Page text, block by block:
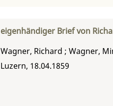
eigenhändiger Brief von
Wagner, Richard ; Wagner,
Luzern, 18.04.1859